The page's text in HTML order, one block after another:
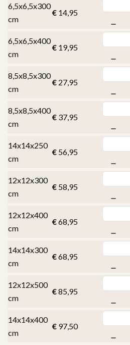
6,5x6,5x300
cm
€ 14,95
6,5x6,5x400
cm
€ 19,95
8,5x8,5x300
cm
€ 27,95
8,5x8,5x400
cm
€ 37,95
14x14x250
cm
€ 56,95
12x12x300
cm
€ 58,95
12x12x400
cm
€68,95
14x14x300
cm
€68,95
12x12x500
cm
€85,95
14x14x400
cm
€ 97,50